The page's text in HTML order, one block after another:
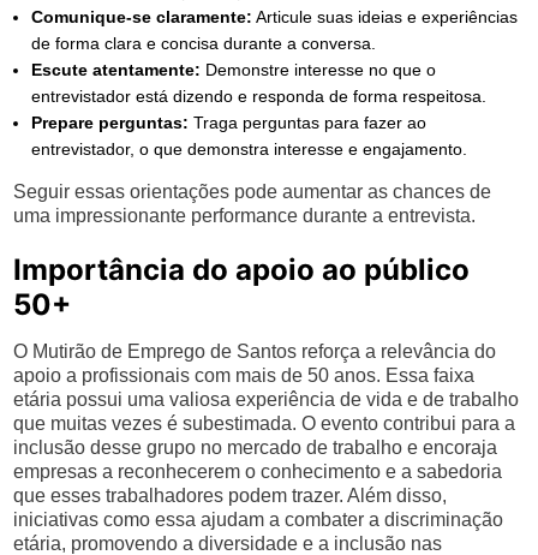
Comunique-se claramente: Articule suas ideias e experiências
de forma clara e concisa durante a conversa.
Escute atentamente: Demonstre interesse no que o
entrevistador está dizendo e responda de forma respeitosa.
Prepare perguntas: Traga perguntas para fazer ao
entrevistador, o que demonstra interesse e engajamento.
Seguir essas orientações pode aumentar as chances de
uma impressionante performance durante a entrevista.
Importância do apoio ao público
50+
O Mutirão de Emprego de Santos reforça a relevância do
apoio a profissionais com mais de 50 anos. Essa faixa
etária possui uma valiosa experiência de vida e de trabalho
que muitas vezes é subestimada. O evento contribui para a
inclusão desse grupo no mercado de trabalho e encoraja
empresas a reconhecerem o conhecimento e a sabedoria
que esses trabalhadores podem trazer. Além disso,
iniciativas como essa ajudam a combater a discriminação
etária, promovendo a diversidade e a inclusão nas